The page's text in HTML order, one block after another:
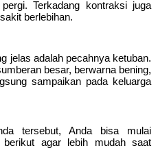
Terkadang kontraksi juga
berlebihan.
jelas adalah pecahnya ketuban.
besar, berwarna bening,
sampaikan pada keluarga
tersebut, Anda bisa mulai
berikut agar lebih mudah saat